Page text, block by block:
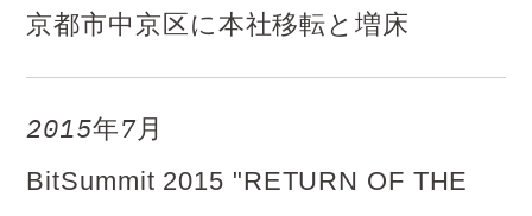
京都市中京区に本社移転と増床
2015年7月
BitSummit 2015 "RETURN OF THE